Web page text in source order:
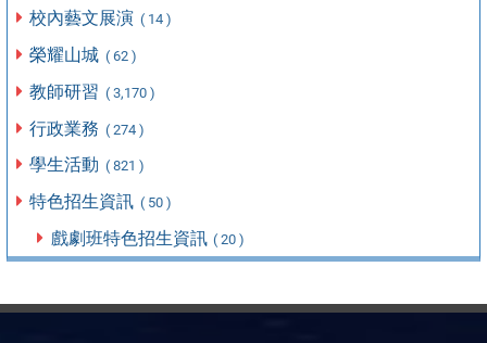
校內藝文展演 ( 14 )
榮耀山城 ( 62 )
教師研習 ( 3,170 )
行政業務 ( 274 )
學生活動 ( 821 )
特色招生資訊 ( 50 )
戲劇班特色招生資訊 ( 20 )